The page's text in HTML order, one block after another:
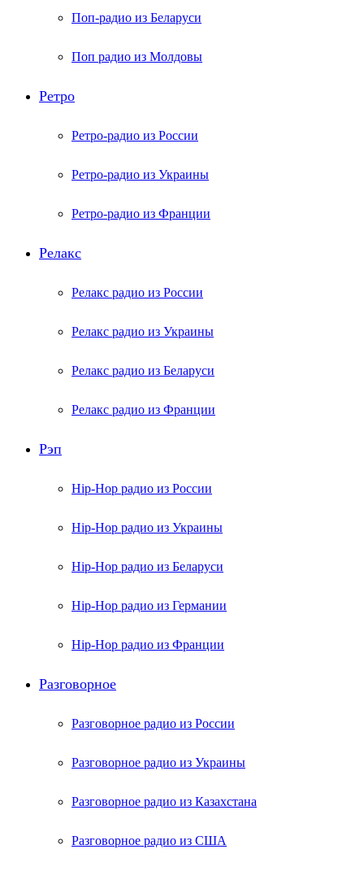
Поп-радио из Беларуси
Поп радио из Молдовы
Ретро
Ретро-радио из России
Ретро-радио из Украины
Ретро-радио из Франции
Релакс
Релакс радио из России
Релакс радио из Украины
Релакс радио из Беларуси
Релакс радио из Франции
Рэп
Hip-Hop радио из России
Hip-Hop радио из Украины
Hip-Hop радио из Беларуси
Hip-Hop радио из Германии
Hip-Hop радио из Франции
Разговорное
Разговорное радио из России
Разговорное радио из Украины
Разговорное радио из Казахстана
Разговорное радио из США